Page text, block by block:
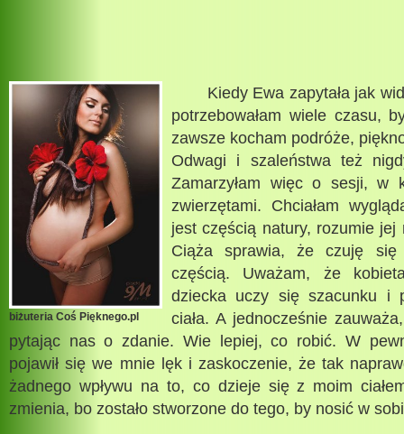
biżuteria Coś Pięknego.pl
Kiedy Ewa zapytała jak
potrzebowałam wiele czasu,
zawsze kocham podróże,
Odwagi i szaleństwa też
Zamarzyłam więc o sesji, w
zwierzętami. Chciałam
jest częścią natury, rozumie jej
Ciąża sprawia, że czuję
częścią. Uważam, że
dziecka uczy się szacunku i
ciała. A jednocześnie
pytając nas o zdanie. Wie lepiej, co robić. W
pojawił się we mnie lęk i zaskoczenie, że tak
żadnego wpływu na to, co dzieje się z moim
zmienia, bo zostało stworzone do tego, by nosić w